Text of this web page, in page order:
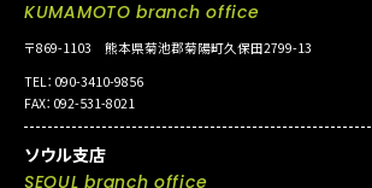
KUMAMOTO branch office
〒869-1103 熊本県菊池郡菊陽町久保田2799-13
TEL：090-3410-9856
FAX：092-531-8021
ソウル支店
SEOUL branch office